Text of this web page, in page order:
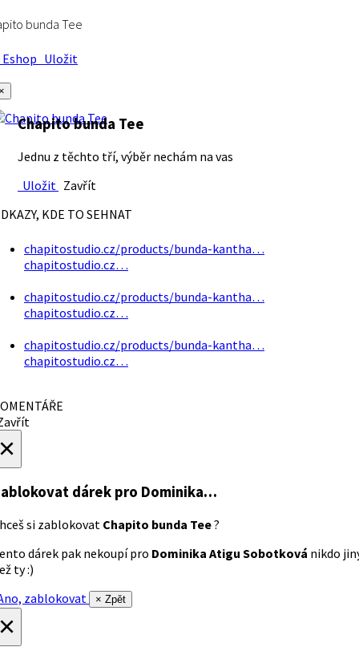
bunda Tee
Uložit
Chapito bunda Tee
Jednu z těchto tří, výběr nechám na vas
Uložit Zavřít
KDE TO SEHNAT
chapitostudio.cz/products/bunda-kantha…
chapitostudio.cz…
chapitostudio.cz/products/bunda-kantha…
chapitostudio.cz…
chapitostudio.cz/products/bunda-kantha…
chapitostudio.cz…
dárek pro Dominika…
si zablokovat Chapito bunda Tee?
dárek pak nekoupí pro Dominika Atigu Sobotková nikdo
ty :)
zablokovat
× Zpět